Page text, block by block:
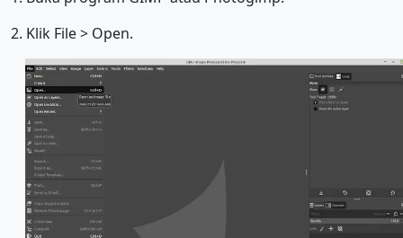
2. Klik File > Open.